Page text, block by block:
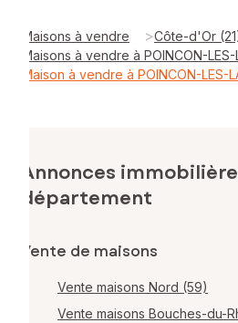
Maisons à vendre >Côte-d'Or
Maisons à vendre à POINCON-LES-
Maison à vendre à POINCON-LES-
Annonces
département
Vente de maisons
Vente maisons Nord (59)
Vente maisons Bouches-du-